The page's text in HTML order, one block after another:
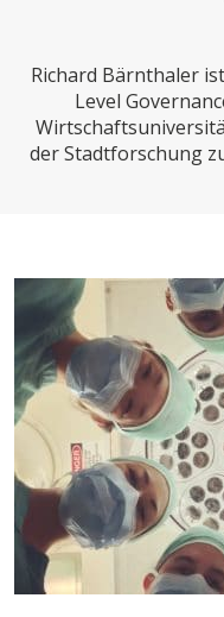
Richard Bärnthaler
Level
der Stadtforschung